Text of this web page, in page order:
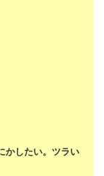
したい。
ツラい